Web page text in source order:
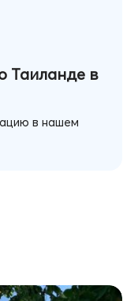
Таиланде в
в нашем